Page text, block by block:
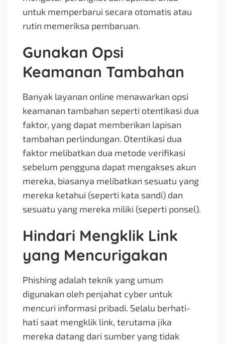
untuk memperbarui secara otomatis atau
rutin memeriksa pembaruan.
Gunakan Opsi
Keamanan Tambahan
Banyak layanan online menawarkan opsi
keamanan tambahan seperti otentikasi dua
faktor, yang dapat memberikan lapisan
tambahan perlindungan. Otentikasi dua
faktor melibatkan dua metode verifikasi
sebelum pengguna dapat mengakses akun
mereka, biasanya melibatkan sesuatu yang
mereka ketahui (seperti kata sandi) dan
sesuatu yang mereka miliki (seperti ponsel).
Hindari Mengklik Link
yang Mencurigakan
Phishing adalah teknik yang umum
digunakan oleh penjahat cyber untuk
mencuri informasi pribadi. Selalu berhati-
hati saat mengklik link, terutama jika
mereka datang dari sumber yang tidak